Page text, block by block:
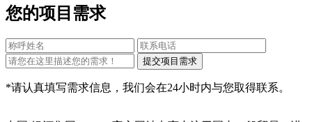
您的项目需求
*请认真填写需求信息，我们会在24小时内与您取得联系。